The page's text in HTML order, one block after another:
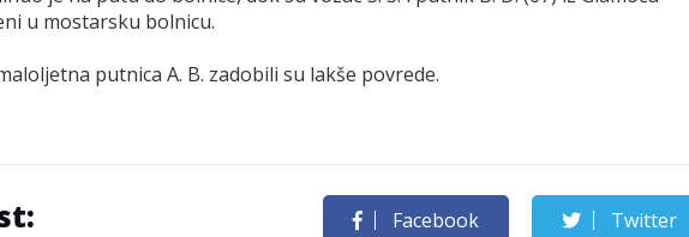
u mostarsku bolnicu.
putnica A. B. zadobili su lakše povrede.
Facebook Twitter